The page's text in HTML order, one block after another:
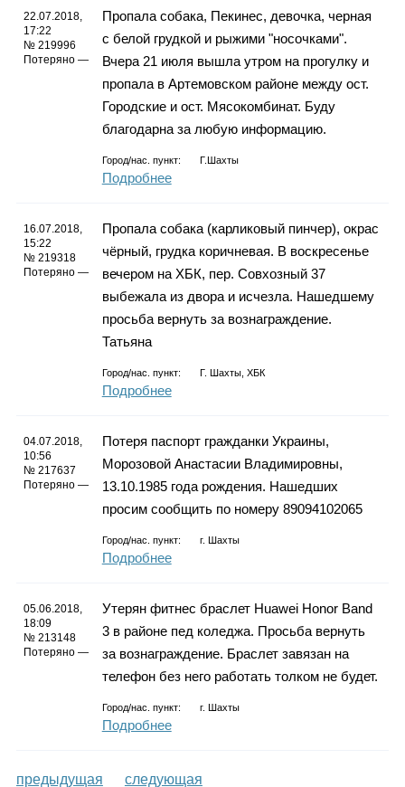
22.07.2018,
17:22
№ 219996
Потеряно —
Пропала собака, Пекинес, девочка, черная
с белой грудкой и рыжими "носочками".
Вчера 21 июля вышла утром на прогулку и
пропала в Артемовском районе между ост.
Городские и ост. Мясокомбинат. Буду
благодарна за любую информацию.
Город/нас. пункт: Г.Шахты
Подробнее
16.07.2018,
15:22
№ 219318
Потеряно —
Пропала собака (карликовый пинчер), окрас
чёрный, грудка коричневая. В воскресенье
вечером на ХБК, пер. Совхозный 37
выбежала из двора и исчезла. Нашедшему
просьба вернуть за вознаграждение.
Татьяна
Город/нас. пункт: Г. Шахты, ХБК
Подробнее
04.07.2018,
10:56
№ 217637
Потеряно —
Потеря паспорт гражданки Украины,
Морозовой Анастасии Владимировны,
13.10.1985 года рождения. Нашедших
просим сообщить по номеру 89094102065
Город/нас. пункт: г. Шахты
Подробнее
05.06.2018,
18:09
№ 213148
Потеряно —
Утерян фитнес браслет Huawei Honor Band
3 в районе пед коледжа. Просьба вернуть
за вознаграждение. Браслет завязан на
телефон без него работать толком не будет.
Город/нас. пункт: г. Шахты
Подробнее
предыдущая следующая